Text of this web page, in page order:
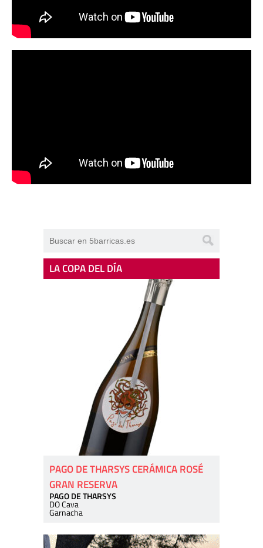
LA COPA DEL DÍA
PAGO DE THARSYS CERÁMICA ROSÉ
GRAN RESERVA
PAGO DE THARSYS
DO Cava
Garnacha